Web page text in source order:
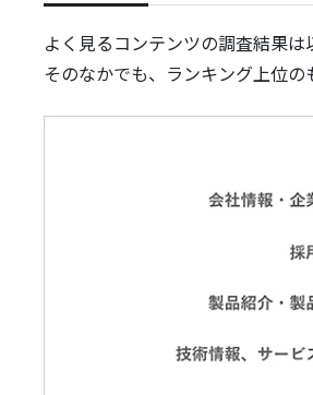
よく見るコンテンツの調査結果は
そのなかでも、ランキング上位の